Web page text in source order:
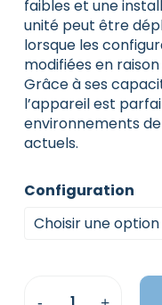
faibles et une
unité peut être
lorsque les
modifiées en
Grâce à ses
l’appareil est
environnements
actuels.
Configuration
Choisir une option